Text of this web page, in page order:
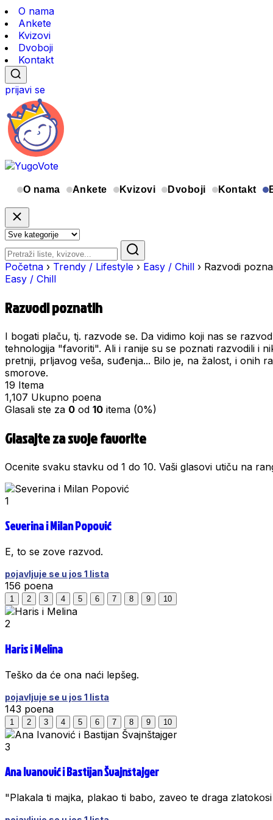
O nama
Ankete
Kvizovi
Dvoboji
Kontakt
prijavi se
O nama Ankete Kvizovi Dvoboji Kontakt
Početna › Trendy / Lifestyle › Easy / Chill › Razvodi
Easy / Chill
Razvodi poznatih
I bogati plaču, tj. razvode se. Da vidimo koji nas se
tehnologija "favoriti". Ali i ranije su se poznati razvodili i
pretnji, prljavog veša, suđenja... Bilo je, na žalost, i onih
smorove.
19 Itema
1,107 Ukupno poena
Glasali ste za 0 od 10 itema (0%)
Glasajte za svoje favorite
Ocenite svaku stavku od 1 do 10. Vaši glasovi utiču na
1
Severina i Milan Popović
E, to se zove razvod.
pojavljuje se u jos 1 lista
156 poena
1 2 3 4 5 6 7 8 9 10
2
Haris i Melina
Teško da će ona naći lepšeg.
pojavljuje se u jos 1 lista
143 poena
1 2 3 4 5 6 7 8 9 10
3
Ana Ivanović i Bastijan Švajnštajger
"Plakala ti majka, plakao ti babo, zaveo te draga